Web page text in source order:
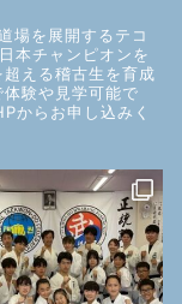
場を展開するテコ
本チャンピオンを
える稽古生を育成
験や見学可能で
からお申し込みく